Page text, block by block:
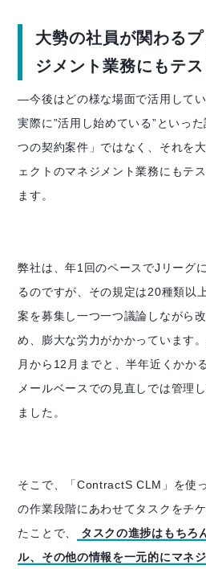
大勢の社員が関わる
ジメント業務にもテス
―今後はどの様な場面で活用してい
実際に”活用し始めている”といっ
つの契約案件」ではなく、それを
ェクトのマネジメント業務にもテ
ます。
弊社は、年1回のペースでJリーグ
るのですが、その規定は20種類以
案を募集し一つ一つ議論しながら
め、膨大な労力がかかっています
月から12月までと、半年近くかか
メールベースでの見直しでは管理
ました。
そこで、「ContractS CLM」を使
の作業段階にあわせてタスクをチ
たことで、
タスクの進捗はもちろ
ル、その他の情報を一元的にマネ